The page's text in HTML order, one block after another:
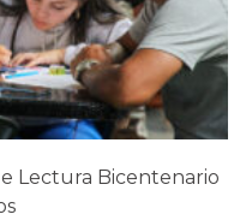
Lectura Bicentenario